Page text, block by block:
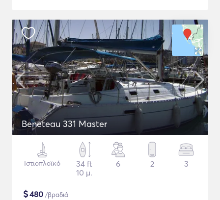
Beneteau 331 Master
Ιστιοπλοϊκό
34 ft
10 μ.
6 2 3
$480 /βραδιά